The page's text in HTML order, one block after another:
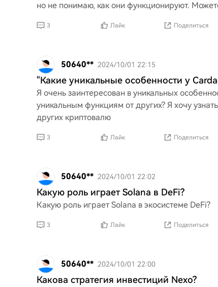
но не понимаю, как они функционируют.
3 Лайк Поделиться
50640** 2024/10/01 22:15
"Какие уникальные особенности у
Я очень заинтересован в уникальных
уникальным функциям от других? Я хочу
других криптовалю
3 Лайк Поделиться
50640** 2024/10/01 22:02
Какую роль играет Solana в DeFi?
Какую роль играет Solana в экосистеме DeFi?
3 Лайк Поделиться
50640** 2024/10/01 22:00
Какова стратегия инвестиций Nexo?